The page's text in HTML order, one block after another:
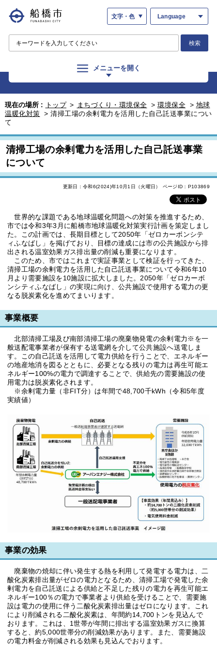
文字・色 Language
検索
メニューを開く
現在の場所 : トップ > まちづくり・環境保全 > 環境保全 > 地球
温暖化対策 > 清掃工場の余剰電力を活用した自己託送事業につい
て
清掃工場の余剰電力を活用した自己託送事業
について
更新日：令和6(2024)年10月1日（火曜日） ページID：P103869
世界的な課題である地球温暖化問題への対策を推進するため、
市では令和3年3月に船橋市地球温暖化対策実行計画を策定しまし
た。この計画では、長期目標として2050年「ゼロカーボンシテ
ィふなばし」を掲げており、目標の達成には市の公共施設から排
出される温室効果ガス排出量の削減も重要になります。
このため、市ではこれまで実証事業として検証を行ってきた、
清掃工場の余剰電力を活用した自己託送事業について令和6年10
月より需要施設を10施設に拡大しました。2050年「ゼロカーボ
ンシティふなばし」の実現に向け、公共施設で使用する電力の更
なる脱炭素化を進めてまいります。
事業概要
北部清掃工場及び南部清掃工場の廃棄物発電の余剰電力※を一
般送配電事業者が保有する送電網を介して公共施設へ送電しま
す。この自己託送を活用して電力供給を行うことで、エネルギー
の地産地消を図るとともに、必要となる残りの電力は再生可能エ
ネルギー100%の電力で調達することで、供給先の需要施設の使
用電力は脱炭素化されます。
※余剰電力量（非FIT分）は年間で48,700千kWh（令和5年度
実績値）
事業の効果
廃棄物の焼却に伴い発生する熱を利用して発電する電力は、二
酸化炭素排出量がゼロの電力となるため、清掃工場で発電した余
剰電力を自己託送による供給と不足した残りの電力を再生可能エ
ネルギー100％の電力で事業者より供給を受けることで、需要施
設は電力の使用に伴う二酸化炭素排出量はゼロになります。これ
により削減される二酸化炭素は、年間約14,700トンを見込んで
おります。これは、1世帯が年間に排出する温室効果ガスに換算
すると、約5,000世帯分の削減効果があります。また、需要施設
の電力料金が削減される効果も見込んでおります。